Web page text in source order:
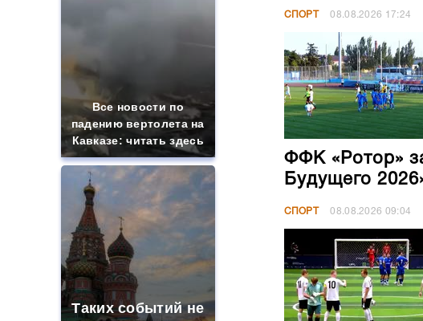
Все новости по
падению вертолета на
Кавказе: читать здесь
Таких событий не
СПОРТ 08.08.2026 17:24
ФФК «Ротор»
Будущего
СПОРТ 08.08.2026 09:04